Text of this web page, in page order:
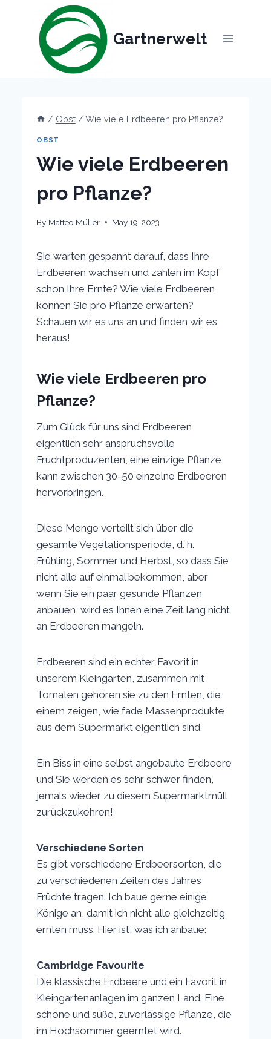
Gartnerwelt
/ Obst / Wie viele Erdbeeren pro Pflanze?
OBST
Wie viele Erdbeeren
pro Pflanze?
By Matteo Müller May 19, 2023
Sie warten gespannt darauf, dass Ihre
Erdbeeren wachsen und zählen im Kopf
schon Ihre Ernte? Wie viele Erdbeeren
können Sie pro Pflanze erwarten?
Schauen wir es uns an und finden wir es
heraus!
Wie viele Erdbeeren pro
Pflanze?
Zum Glück für uns sind Erdbeeren
eigentlich sehr anspruchsvolle
Fruchtproduzenten, eine einzige Pflanze
kann zwischen 30-50 einzelne Erdbeeren
hervorbringen.
Diese Menge verteilt sich über die
gesamte Vegetationsperiode, d. h.
Frühling, Sommer und Herbst, so dass Sie
nicht alle auf einmal bekommen, aber
wenn Sie ein paar gesunde Pflanzen
anbauen, wird es Ihnen eine Zeit lang nicht
an Erdbeeren mangeln.
Erdbeeren sind ein echter Favorit in
unserem Kleingarten, zusammen mit
Tomaten gehören sie zu den Ernten, die
einem zeigen, wie fade Massenprodukte
aus dem Supermarkt eigentlich sind.
Ein Biss in eine selbst angebaute Erdbeere
und Sie werden es sehr schwer finden,
jemals wieder zu diesem Supermarktmüll
zurückzukehren!
Verschiedene Sorten
Es gibt verschiedene Erdbeersorten, die
zu verschiedenen Zeiten des Jahres
Früchte tragen. Ich baue gerne einige
Könige an, damit ich nicht alle gleichzeitig
ernten muss. Hier ist, was ich anbaue:
Cambridge Favourite
Die klassische Erdbeere und ein Favorit in
Kleingartenanlagen im ganzen Land. Eine
schöne und süße, zuverlässige Pflanze, die
im Hochsommer geerntet wird.